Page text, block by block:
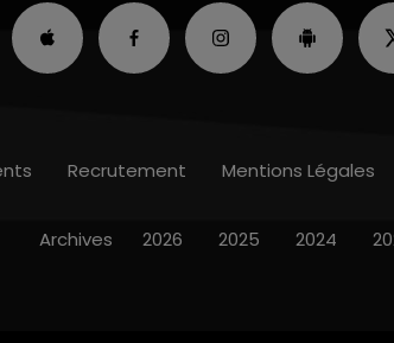
Recrutement Mentions Légales
Archives 2026 2025 2024